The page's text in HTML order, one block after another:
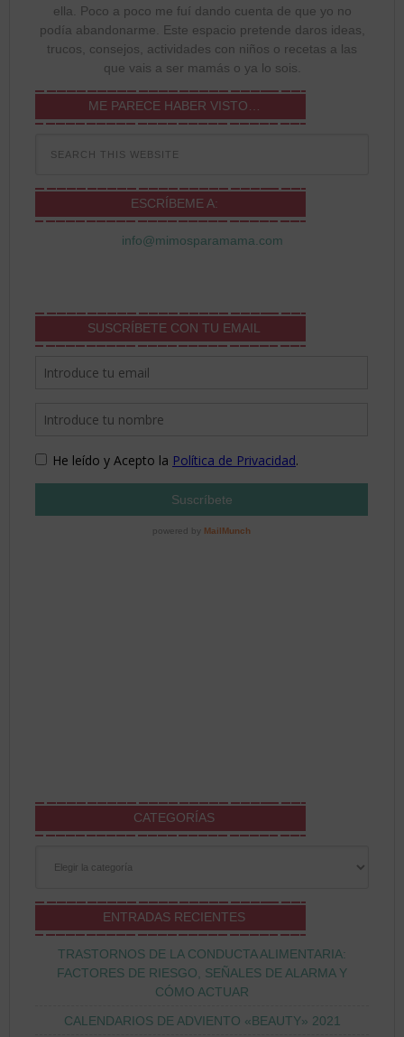
ella. Poco a poco me fuí dando cuenta de que yo no
podía abandonarme. Este espacio pretende daros ideas,
trucos, consejos, actividades con niños o recetas a las
que vais a ser mamás o ya lo sois.
ME PARECE HABER VISTO…
ESCRÍBEME A:
info@mimosparamama.com
SUSCRÍBETE CON TU EMAIL
CATEGORÍAS
ENTRADAS RECIENTES
TRASTORNOS DE LA CONDUCTA ALIMENTARIA:
FACTORES DE RIESGO, SEÑALES DE ALARMA Y
CÓMO ACTUAR
CALENDARIOS DE ADVIENTO «BEAUTY» 2021